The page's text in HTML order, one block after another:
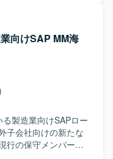
ポジションです。
ルに関わることで、業
高めることができま
行する環境のため、
とができます。
環境で、ABAPによ
行います。Office製
管理業務も実施し
、上流工程を中心に
像】
取りながら、主体的
。 【ポジシ
模SAP導入プロジェ
域の上流工程をリー
となります。
向けSAP MM海
製造業向けSAPロー
子会社向けの新たな
行の保守メンバーの